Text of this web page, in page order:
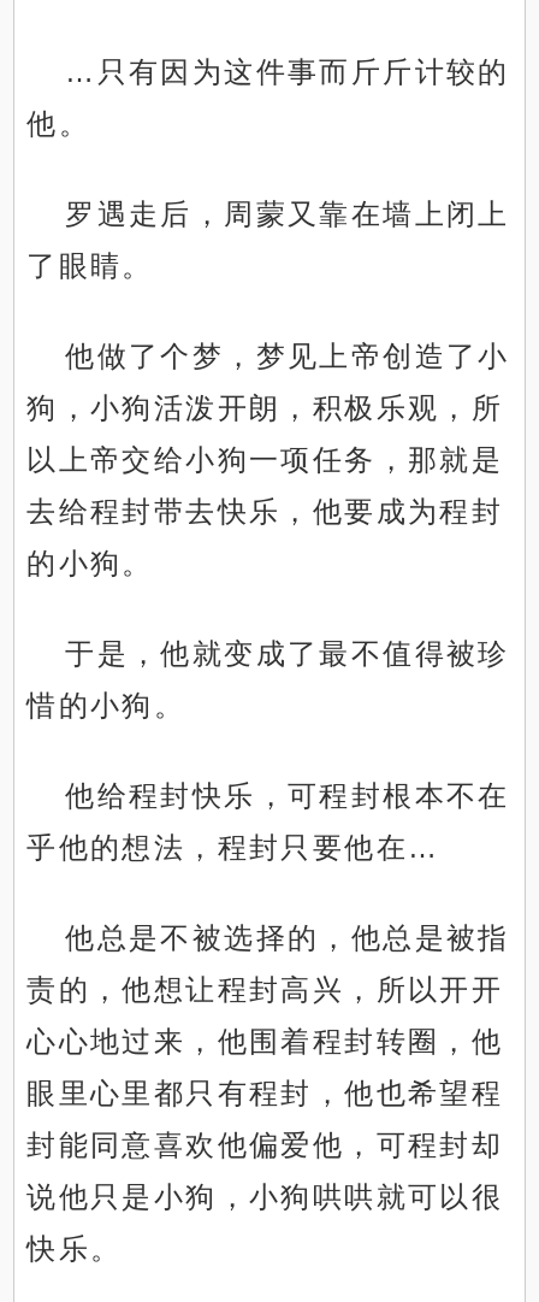
…只有因为这件事而斤斤计较的
他。
罗遇走后，周蒙又靠在墙上闭上
了眼睛。
他做了个梦，梦见上帝创造了小
狗，小狗活泼开朗，积极乐观，所
以上帝交给小狗一项任务，那就是
去给程封带去快乐，他要成为程封
的小狗。
于是，他就变成了最不值得被珍
惜的小狗。
他给程封快乐，可程封根本不在
乎他的想法，程封只要他在…
他总是不被选择的，他总是被指
责的，他想让程封高兴，所以开开
心心地过来，他围着程封转圈，他
眼里心里都只有程封，他也希望程
封能同意喜欢他偏爱他，可程封却
说他只是小狗，小狗哄哄就可以很
快乐。